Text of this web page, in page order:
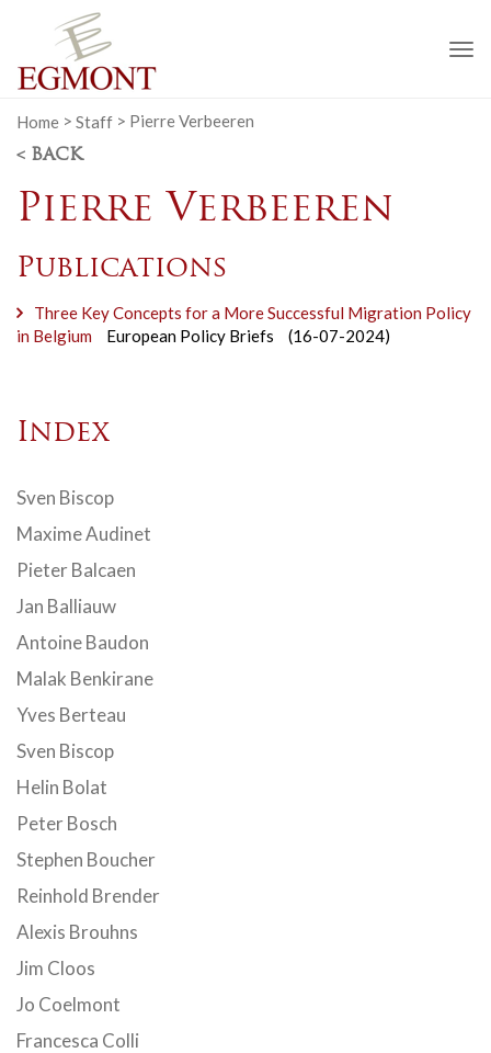
Home > Staff > Pierre Verbeeren
< BACK
Pierre Verbeeren
Publications
Three Key Concepts for a More Successful Migration Policy
in Belgium
European Policy Briefs (16-07-2024)
Index
Sven Biscop
Maxime Audinet
Pieter Balcaen
Jan Balliauw
Antoine Baudon
Malak Benkirane
Yves Berteau
Sven Biscop
Helin Bolat
Peter Bosch
Stephen Boucher
Reinhold Brender
Alexis Brouhns
Jim Cloos
Jo Coelmont
Francesca Colli